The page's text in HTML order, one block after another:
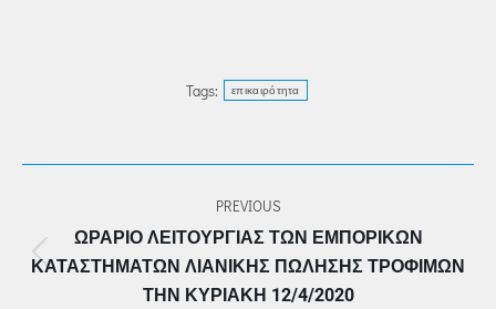
Tags: επικαιρότητα
PREVIOUS
Previous
post:
ΩΡΆΡΙΟ ΛΕΙΤΟΥΡΓΊΑΣ ΤΩΝ ΕΜΠΟΡΙΚΏΝ
ΚΑΤΑΣΤΗΜΆΤΩΝ ΛΙΑΝΙΚΉΣ ΠΏΛΗΣΗΣ ΤΡΟΦΊΜΩΝ
ΤΗΝ ΚΥΡΙΑΚΉ 12/4/2020